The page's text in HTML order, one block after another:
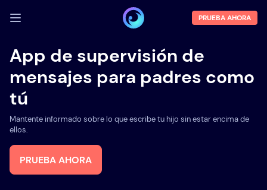
INICIA SESIÓN
Demo
Funciones
Sobre la empresa
Blog
PRUEBA AHORA
App de supervisión de
mensajes para padres como
tú
Mantente informado sobre lo que escribe tu hijo sin estar encima de
ellos.
PRUEBA AHORA